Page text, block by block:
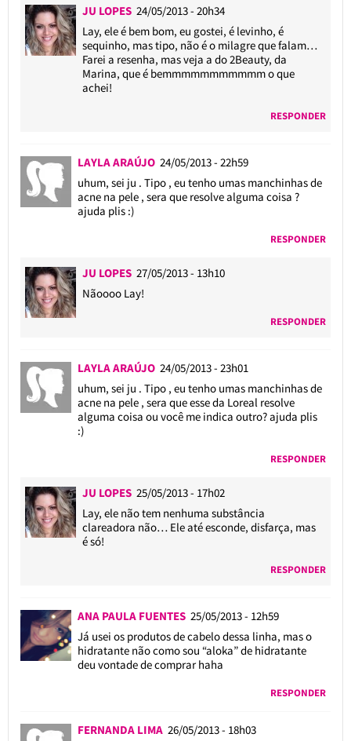
JU LOPES 24/05/2013 - 20h34
Lay, ele é bem bom, eu gostei, é levinho, é
sequinho, mas tipo, não é o milagre que falam…
Farei a resenha, mas veja a do 2Beauty, da
Marina, que é bemmmmmmmmmmm o que
achei!
RESPONDER
LAYLA ARAÚJO 24/05/2013 - 22h59
uhum, sei ju . Tipo , eu tenho umas manchinhas de
acne na pele , sera que resolve alguma coisa ?
ajuda plis :)
RESPONDER
JU LOPES 27/05/2013 - 13h10
Nãoooo Lay!
RESPONDER
LAYLA ARAÚJO 24/05/2013 - 23h01
uhum, sei ju . Tipo , eu tenho umas manchinhas de
acne na pele , sera que esse da Loreal resolve
alguma coisa ou você me indica outro? ajuda plis
:)
RESPONDER
JU LOPES 25/05/2013 - 17h02
Lay, ele não tem nenhuma substância
clareadora não… Ele até esconde, disfarça, mas
é só!
RESPONDER
ANA PAULA FUENTES 25/05/2013 - 12h59
Já usei os produtos de cabelo dessa linha, mas o
hidratante não como sou “aloka” de hidratante
deu vontade de comprar haha
RESPONDER
FERNANDA LIMA 26/05/2013 - 18h03